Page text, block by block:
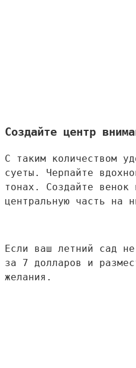
Создайте центр
С таким количеством
суеты. Черпайте
тонах. Создайте венок
центральную часть на
Если ваш летний сад
за 7 долларов и
желания.